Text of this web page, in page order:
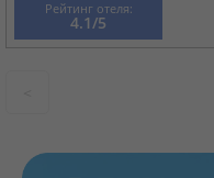
Рейтинг отеля:
4.1/5